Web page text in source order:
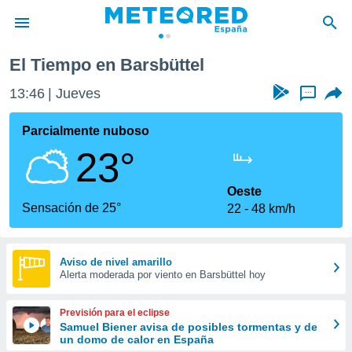
de
por
se
calidad.
a este
las
y
digital
basada
El Tiempo en Barsbüttel
13:46 Jueves ...
Parcialmente nuboso
23°
Sensación de 25°
Oeste
22
48 km/h
Aviso de nivel amarillo
Alerta moderada por viento en Barsbüttel hoy
Previsión para el eclipse
Samuel Biener avisa de posibles tormentas y de
un domo de calor en España